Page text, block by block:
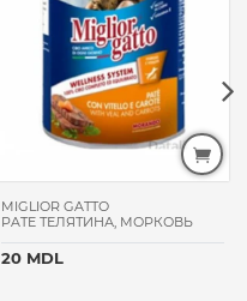
MIGLIOR GATTO
PATE ТЕЛЯТИНА, МОРКОВЬ
20 MDL